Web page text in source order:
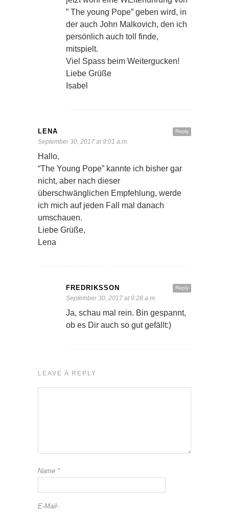
” The young Pope” geben wird, in
der auch John Malkovich, den ich
persönlich auch toll finde,
mitspielt.
Viel Spass beim Weitergucken!
Liebe Grüße
Isabel
Reply
LENA
September 30, 2017 at 9:01 a.m.
Hallo,
“The Young Pope” kannte ich bisher gar
nicht, aber nach dieser
überschwänglichen Empfehlung, werde
ich mich auf jeden Fall mal danach
umschauen.
Liebe Grüße,
Lena
Reply
FREDRIKSSON
September 30, 2017 at 9:28 a.m.
Ja, schau mal rein. Bin gespannt,
ob es Dir auch so gut gefällt:)
LEAVE A REPLY
Name *
E-Mail-